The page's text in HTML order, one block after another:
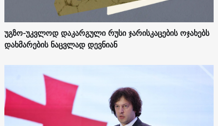
უგზო-უკვლოდ დაკარგული რუსი ჯარისკაცების ოჯახებს
დახმარების ნაცვლად დევნიან